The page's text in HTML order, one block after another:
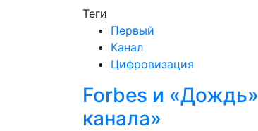
Теги
Первый
Канал
Цифровизация
Forbes и
канала»